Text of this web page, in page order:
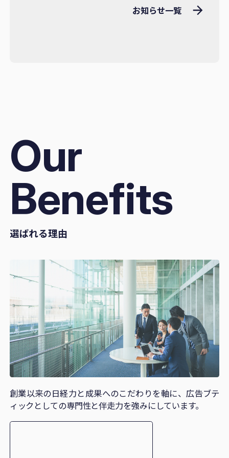
お知らせ一覧
Our
Benefits
選ばれる理由
創業以来の日経力と成果へのこだわりを軸に、広告ブテ
ィックとしての専門性と伴走力を強みにしています。